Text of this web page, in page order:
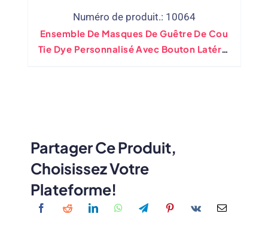
Numéro de produit.: 10064
Ensemble De Masques De Guêtre De Cou
Tie Dye Personnalisé Avec Bouton Latéral
Partager Ce Produit,
Choisissez Votre
Plateforme!